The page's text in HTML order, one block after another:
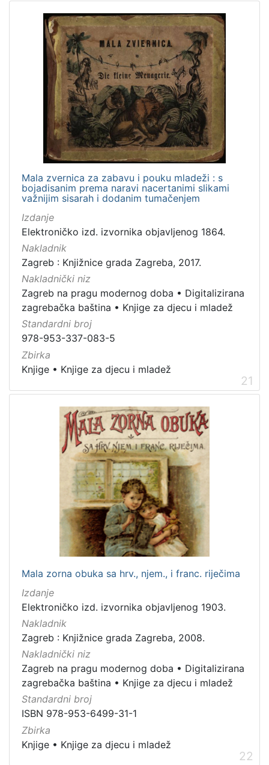
Mala zvernica za zabavu i pouku mladeži : s
bojadisanim prema naravi nacertanimi slikami
važnijim sisarah i dodanim tumačenjem
Izdanje
Elektroničko izd. izvornika objavljenog 1864.
Nakladnik
Zagreb : Knjižnice grada Zagreba, 2017.
Nakladnički niz
Zagreb na pragu modernog doba • Digitalizirana
zagrebačka baština • Knjige za djecu i mladež
Standardni broj
978-953-337-083-5
Zbirka
Knjige • Knjige za djecu i mladež
21
Mala zorna obuka sa hrv., njem., i franc. riječima
Izdanje
Elektroničko izd. izvornika objavljenog 1903.
Nakladnik
Zagreb : Knjižnice grada Zagreba, 2008.
Nakladnički niz
Zagreb na pragu modernog doba • Digitalizirana
zagrebačka baština • Knjige za djecu i mladež
Standardni broj
ISBN 978-953-6499-31-1
Zbirka
Knjige • Knjige za djecu i mladež
22